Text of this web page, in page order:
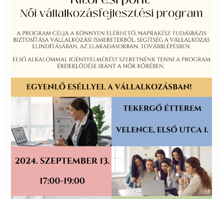
vállalkozásfejlesztési
program